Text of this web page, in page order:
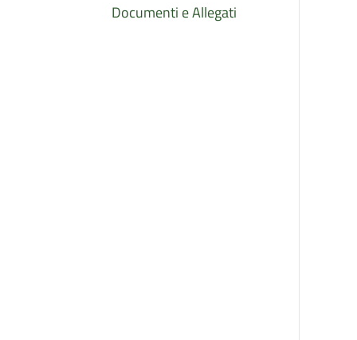
Documenti e Allegati